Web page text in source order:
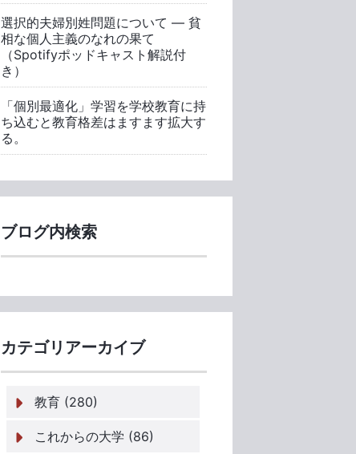
選択的夫婦別姓問題について ― 貧
相な個人主義のなれの果て
（Spotifyポッドキャスト解説付
き）
「個別最適化」学習を学校教育に持
ち込むと教育格差はますます拡大す
る。
ブログ内検索
カテゴリアーカイブ
教育 (280)
これからの大学 (86)